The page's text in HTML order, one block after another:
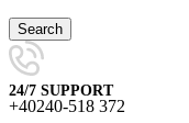
Search
24/7 SUPPORT
+40240-518 372